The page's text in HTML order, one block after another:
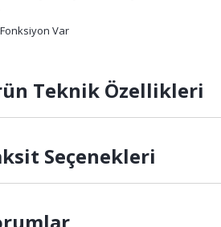
Var
Teknik Özellikleri
Seçenekleri